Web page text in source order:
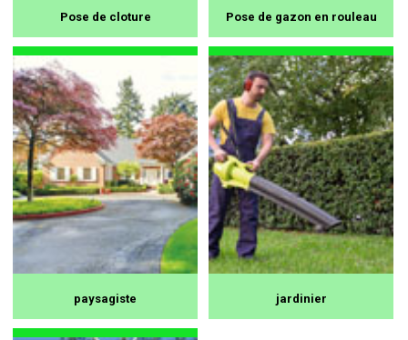
Pose de cloture Pose de gazon en rouleau
paysagiste jardinier